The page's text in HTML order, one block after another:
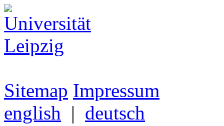
Sitemap Impressum
english | deutsch